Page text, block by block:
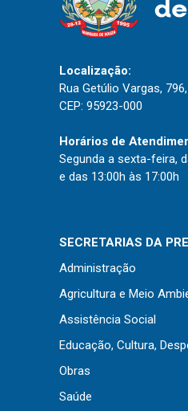
Diário Oficial (Novo)
Diário Oficial (Até 30/04)
Recursos Humanos
Processo Seletivo
Seletivo Simplificado
Instruções Normativas
Licitações
Dispensas e Inexigibilidades
Chamamentos Públicos
Leis, Decretos e Portarias
Localização:
Rua Getúlio Vargas,
CEP: 95923-000
Horários de
Segunda a sexta-feira,
e das 13:00h às 17:00h
SECRETARIAS DA
Administração
Agricultura e Meio
Assistência Social
Educação, Cultura,
Obras
Saúde